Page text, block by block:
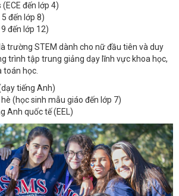
đến lớp 4)
đến lớp 8)
đến lớp 12)
trường STEM dành cho nữ đầu tiên và duy
trình tập trung giảng dạy lĩnh vực khoa học,
toán học.
tiếng Anh)
(học sinh mẫu giáo đến lớp 7)
Anh quốc tế (EEL)